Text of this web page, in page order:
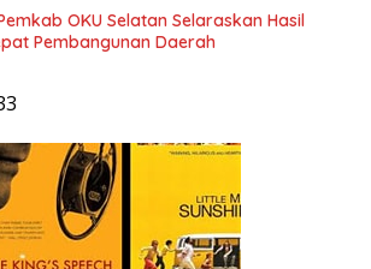
OKU Selatan Selaraskan Hasil
Pembangunan Daerah